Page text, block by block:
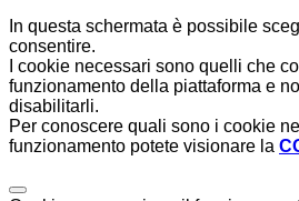
In questa schermata è possibile
consentire.
I cookie necessari sono quelli che
funzionamento della piattaforma e
disabilitarli.
Per conoscere quali sono i cookie
funzionamento potete visionare la